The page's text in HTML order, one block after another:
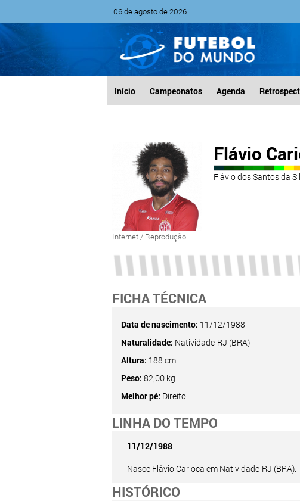
06 de agosto de 2026
Início Campeonatos Agenda
Internet / Reprodução
Flávio
Flávio dos Santos da
FICHA TÉCNICA
Data de nascimento: 11/12/1988
Naturalidade: Natividade-RJ (BRA)
Altura: 188 cm
Peso: 82,00 kg
Melhor pé: Direito
LINHA DO TEMPO
11/12/1988
Nasce Flávio Carioca em Natividade-RJ (BRA).
HISTÓRICO